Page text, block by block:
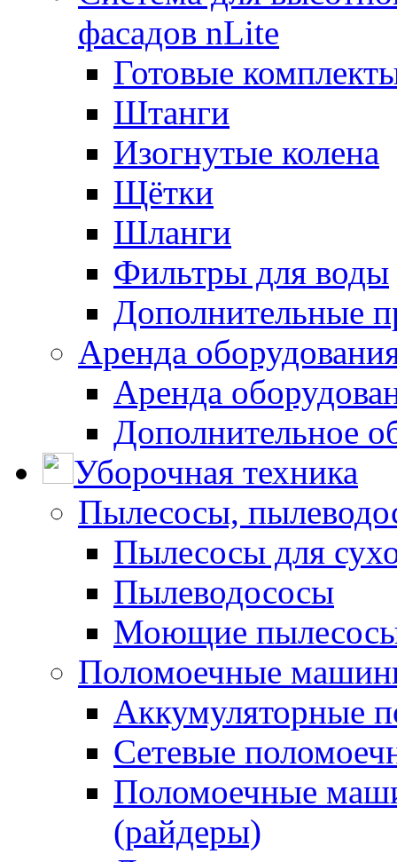
фасадов nLite
Готовые
Штанги
Изогнутые колена
Щётки
Шланги
Фильтры для воды
Дополнительные
Аренда
Аренда
Дополнительное
Уборочная техника
Пылесосы,
Пылесосы для
Пылеводососы
Моющие пылесосы
Поломоечные
Аккумуляторные
Сетевые
Поломоечные
(райдеры)